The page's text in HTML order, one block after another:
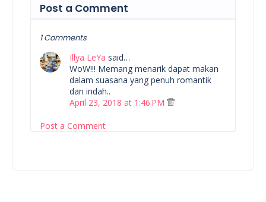
Post a Comment
1 Comments
Illya LeYa said…
WoW!!! Memang menarik dapat makan
dalam suasana yang penuh romantik
dan indah..
April 23, 2018 at 1:46 PM
Post a Comment